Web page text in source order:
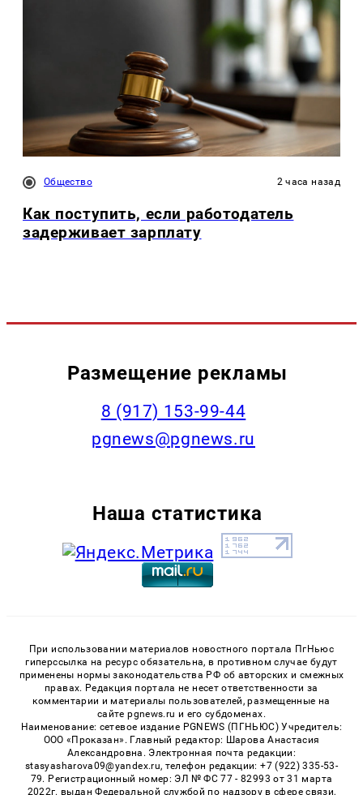
Общество 2 часа назад
Как поступить, если работодатель
задерживает зарплату
Размещение рекламы
‭8 (917) 153-99-44
pgnews@pgnews.ru
Наша статистика
При использовании материалов новостного портала ПгНьюс
гиперссылка на ресурс обязательна, в противном случае будут
применены нормы законодательства РФ об авторских и смежных
правах. Редакция портала не несет ответственности за
комментарии и материалы пользователей, размещенные на
сайте pgnews.ru и его субдоменах.
Наименование: сетевое издание PGNEWS (ПГНЬЮС) Учредитель:
ООО «Проказан». Главный редактор: Шарова Анастасия
Александровна. Электронная почта редакции:
stasyasharova09@yandex.ru, телефон редакции: +7 (922) 335-53-
79. Регистрационный номер: ЭЛ № ФС 77 - 82993 от 31 марта
2022г. выдан Федеральной службой по надзору в сфере связи,